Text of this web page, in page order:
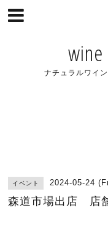
ナチュラルワイ
イベント 2024-05-24
森道市場出店 店